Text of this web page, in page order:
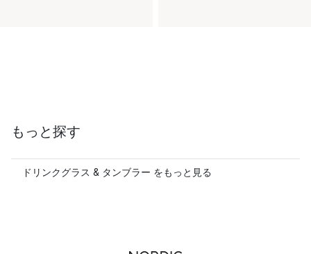
もっと探す
ドリンクグラス & タンブラー をもっと見る